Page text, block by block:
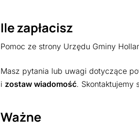
Ile zapłacisz
Pomoc ze strony Urzędu Gminy
Masz pytania lub uwagi dotyczące
i zostaw wiadomość. Skontaktujemy
Ważne